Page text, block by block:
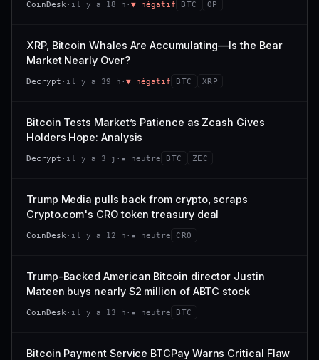
−0,1 % +0,1 %
−0,1 % #29
CONFIANCE
477 M$ 1 464 $
+0,6 % −3,6 %
−94,7 % #102
CONFIANCE
CoinDesk · il y a 18 h · ▼ négatif BTC OP
XRP, Bitcoin Whales Are Accumulating—Is the Bear
Market Nearly Over?
Decrypt · il y a 39 h · ▼ négatif BTC XRP
Bitcoin Tests Market’s Patience as Zcash Gives
Holders Hope: Analysis
Decrypt · il y a 3 j · ▪ neutre BTC ZEC
Trump Media pulls back from crypto, scraps
Crypto.com's CRO token treasury deal
CoinDesk · il y a 12 h · ▪ neutre CRO
Trump-Backed American Bitcoin director Justin
Mateen buys nearly $2 million of ABTC stock
CoinDesk · il y a 13 h · ▪ neutre BTC
Bitcoin Payment Service BTCPay Warns Critical Flaw